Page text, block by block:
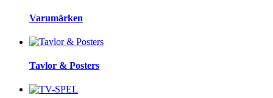
Varumärken
Tavlor & Posters